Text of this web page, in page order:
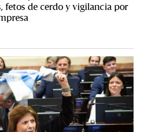
fetos de cerdo y vigilancia por